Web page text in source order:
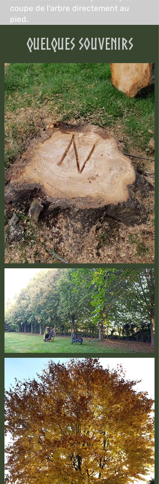
coupe de l'arbre directement au
pied.
QUELQUES Souvenirs